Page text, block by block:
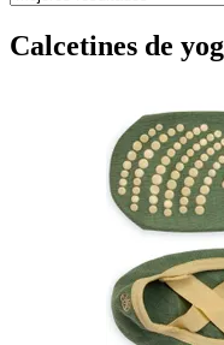
Calcetines de